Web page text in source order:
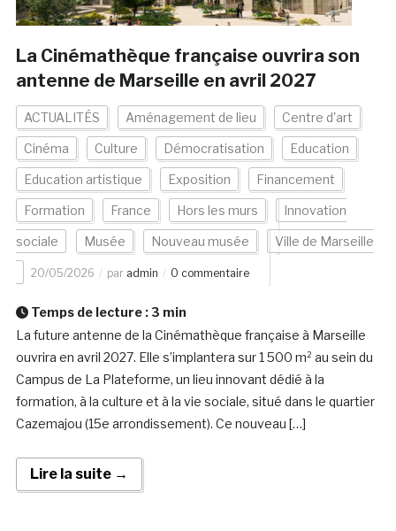
La Cinémathèque française ouvrira son
antenne de Marseille en avril 2027
ACTUALITÉS Aménagement de lieu Centre d'art
Cinéma Culture Démocratisation Education
Education artistique Exposition Financement
Formation France Hors les murs Innovation
sociale Musée Nouveau musée Ville de Marseille
20/05/2026 par admin 0 commentaire
Temps de lecture : 3 min
La future antenne de la Cinémathèque française à Marseille
ouvrira en avril 2027. Elle s’implantera sur 1 500 m² au sein du
Campus de La Plateforme, un lieu innovant dédié à la
formation, à la culture et à la vie sociale, situé dans le quartier
Cazemajou (15e arrondissement). Ce nouveau […]
Lire la suite →